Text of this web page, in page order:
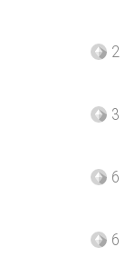
2
3
6
6